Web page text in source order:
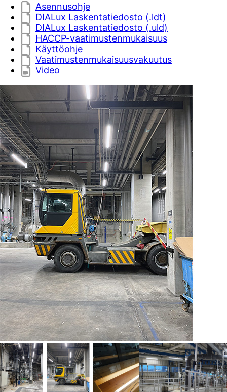
Asennusohje
DIALux Laskentatiedosto (.ldt)
DIALux Laskentatiedosto (.uld)
HACCP-vaatimustenmukaisuus
Käyttöohje
Vaatimustenmukaisuusvakuutus
Video